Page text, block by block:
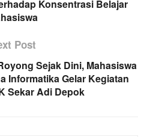
Konsentrasi Belajar
Post
Sejak Dini, Mahasiswa
Informatika Gelar Kegiatan
Sekar Adi Depok